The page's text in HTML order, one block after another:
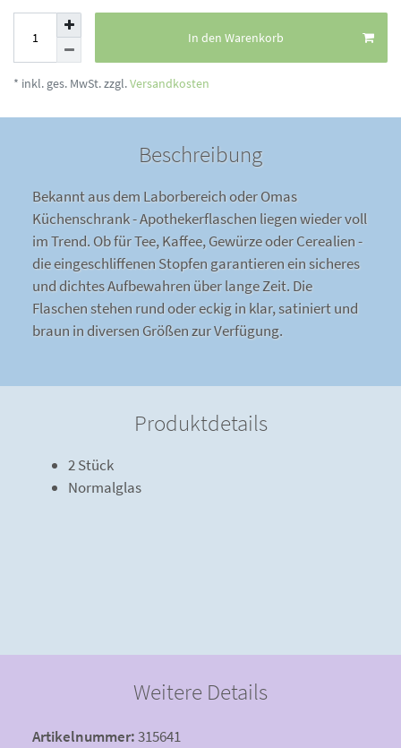
In den Warenkorb
* inkl. ges. MwSt. zzgl.Versandkosten
Beschreibung
Bekannt aus dem Laborbereich oder Omas
Küchenschrank - Apothekerflaschen liegen wieder voll
im Trend. Ob für Tee, Kaffee, Gewürze oder Cerealien -
die eingeschliffenen Stopfen garantieren ein sicheres
und dichtes Aufbewahren über lange Zeit. Die
Flaschen stehen rund oder eckig in klar, satiniert und
braun in diversen Größen zur Verfügung.
Produktdetails
2 Stück
Normalglas
Weitere Details
Artikelnummer:315641